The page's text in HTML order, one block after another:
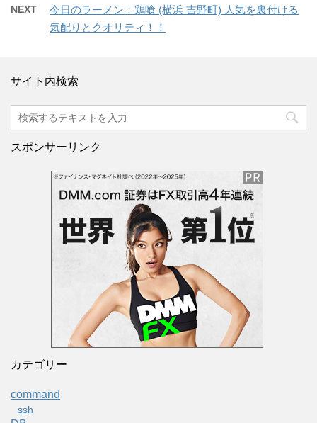
NEXT
今日のラーメン：鶏喰 (横浜 吉野町) 人気を裏付ける
気配りとクオリティ！！
サイト内検索
スポンサーリンク
カテゴリー
command
ssh